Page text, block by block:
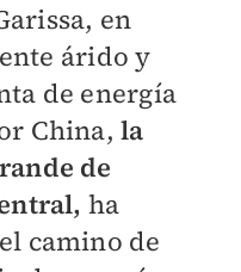
en
árido y
de energía
China,la
de
ha
camino de